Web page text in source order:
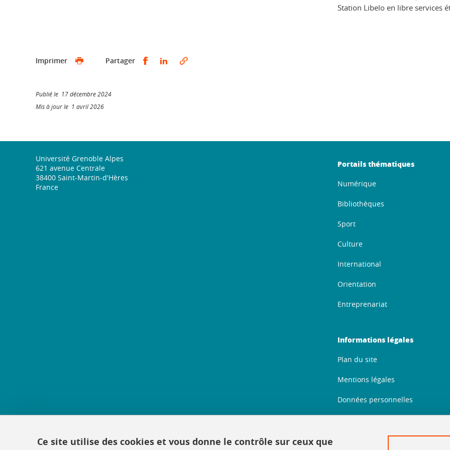
Station Libelo en libre services
Imprimer Partager Partager sur Facebook
Partager sur LinkedIn
Publié le 17 décembre 2024
Mis à jour le 1 avril 2026
Université Grenoble Alpes
621 avenue Centrale
38400 Saint-Martin-d'Hères
France
Portails thématiques
Numérique
Bibliothèques
Sport
Culture
International
Orientation
Entreprenariat
Informations légales
Plan du site
Mentions légales
Données personnelles
Politique des cookies
Ce site utilise des cookies et vous donne le contrôle sur ceux que